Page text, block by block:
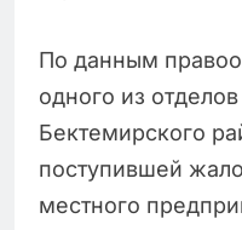
По данным
одного из
Бектемирского
поступившей
местного